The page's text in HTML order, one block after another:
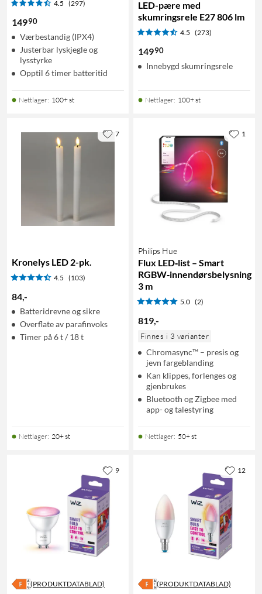
4.5 (297)
14990
Værbestandig (IPX4)
Justerbar lyskjegle og
lysstyrke
Opptil 6 timer batteritid
Nettlager: 100+ st
LED-pære med
skumringsrele E27 806 lm
4.5 (273)
14990
Innebygd skumringsrele
Nettlager: 100+ st
Kronelys LED 2-pk.
4.5 (103)
84,-
Batteridrevne og sikre
Overflate av parafinvoks
Timer på 6 t / 18 t
Nettlager: 20+ st
7
Philips Hue
Flux LED‑list – Smart
RGBW‑innendørsbelysning
3 m
5.0 (2)
819,-
Finnes i 3 varianter
Chromasync™ – presis og
jevn fargeblanding
Kan klippes, forlenges og
gjenbrukes
Bluetooth og Zigbee med
app- og talestyring
Nettlager: 50+ st
1
(PRODUKTDATABLAD)
9
(PRODUKTDATABLAD)
12